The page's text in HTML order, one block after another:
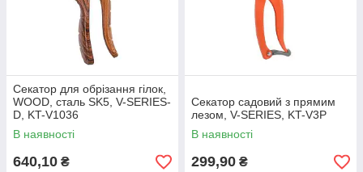
Секатор для обрізання гілок,
WOOD, сталь SK5, V-SERIES-
D, KT-V1036
В наявності
640,10 ₴
Секатор садовий з прямим
лезом, V-SERIES, KT-V3P
В наявності
299,90 ₴